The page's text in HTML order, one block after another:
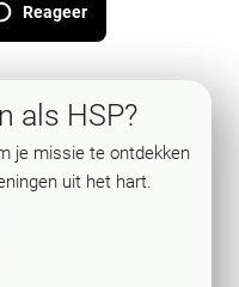
Reageer
als HSP?
je missie te ontdekken
uit het hart.